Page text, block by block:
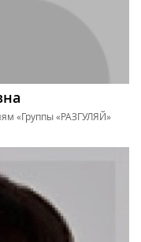
«Группы «РАЗГУЛЯЙ»